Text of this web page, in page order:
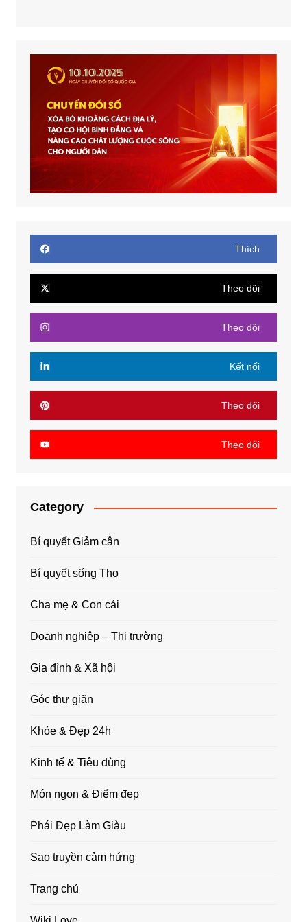
Thích
Theo dõi
Theo dõi
Kết nối
Theo dõi
Theo dõi
Category
Bí quyết Giảm cân
Bí quyết sống Thọ
Cha mẹ & Con cái
Doanh nghiệp – Thị trường
Gia đình & Xã hội
Góc thư giãn
Khỏe & Đẹp 24h
Kinh tế & Tiêu dùng
Món ngon & Điểm đẹp
Phái Đẹp Làm Giàu
Sao truyền cảm hứng
Trang chủ